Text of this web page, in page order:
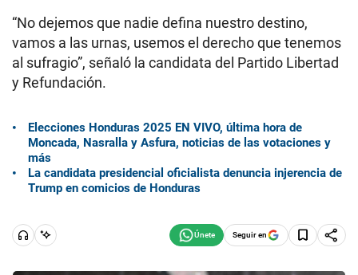
“No dejemos que nadie defina nuestro destino,
vamos a las urnas, usemos el derecho que tenemos
al sufragio”, señaló la candidata del Partido Libertad
y Refundación.
Elecciones Honduras 2025 EN VIVO, última hora de
Moncada, Nasralla y Asfura, noticias de las votaciones y
más
La candidata presidencial oficialista denuncia injerencia de
Trump en comicios de Honduras
Seguir en